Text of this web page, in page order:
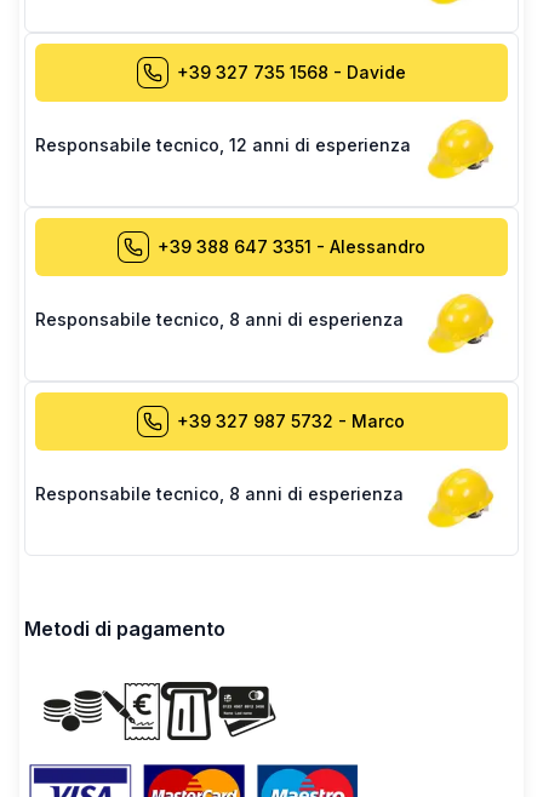
+39 327 735 1568 - Davide
Responsabile tecnico 12 anni di esperienza
+39 388 647 3351 - Alessandro
Responsabile tecnico 8 anni di esperienza
+39 327 987 5732 - Marco
Responsabile tecnico 8 anni di esperienza
Metodi di pagamento